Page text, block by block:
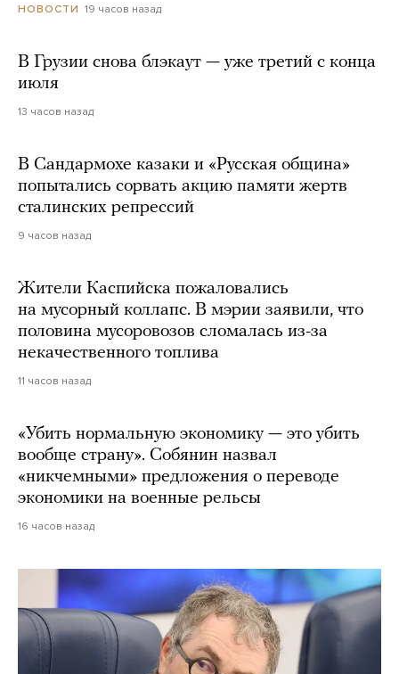
НОВОСТИ 19 часов назад
В Грузии снова блэкаут — уже третий с конца
июля
13 часов назад
В Сандармохе казаки и «Русская община»
попытались сорвать акцию памяти жертв
сталинских репрессий
9 часов назад
Жители Каспийска пожаловались
на мусорный коллапс. В мэрии заявили, что
половина мусоровозов сломалась из-за
некачественного топлива
11 часов назад
«Убить нормальную экономику — это убить
вообще страну». Собянин назвал
«никчемными» предложения о переводе
экономики на военные рельсы
16 часов назад